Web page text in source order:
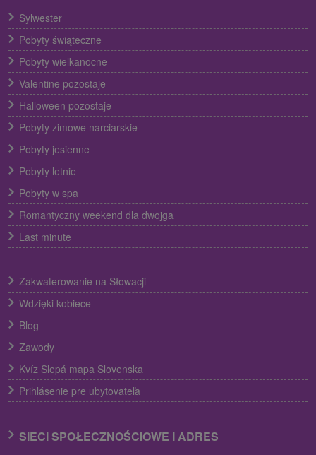
Sylwester
Pobyty świąteczne
Pobyty wielkanocne
Valentine pozostaje
Halloween pozostaje
Pobyty zimowe narciarskie
Pobyty jesienne
Pobyty letnie
Pobyty w spa
Romantyczny weekend dla dwojga
Last minute
Zakwaterowanie na Słowacji
Wdzięki kobiece
Blog
Zawody
Kvíz Slepá mapa Slovenska
Prihlásenie pre ubytovateľa
SIECI SPOŁECZNOŚCIOWE I ADRES